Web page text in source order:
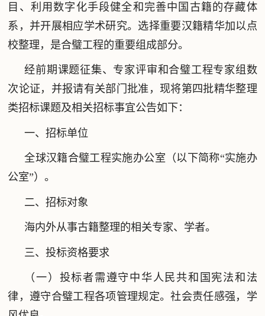
目、利用数字化手段健全和完善中国古籍的存藏体
系，并开展相应学术研究。选择重要汉籍精华加以点
校整理，是合璧工程的重要组成部分。
经前期课题征集、专家评审和合璧工程专家组数
次论证，并报请有关部门批准，现将第四批精华整理
类招标课题及相关招标事宜公告如下：
一、招标单位
全球汉籍合璧工程实施办公室（以下简称“实施办
公室”）。
二、招标对象
海内外从事古籍整理的相关专家、学者。
三、投标资格要求
（一）投标者需遵守中华人民共和国宪法和法
律，遵守合璧工程各项管理规定。社会责任感强，学